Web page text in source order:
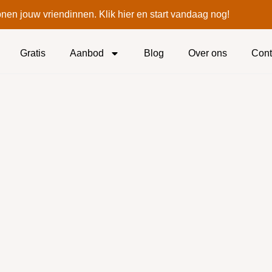
jouw vriendinnen. Klik hier en start vandaag nog!
Gratis Aanbod Blog Over ons